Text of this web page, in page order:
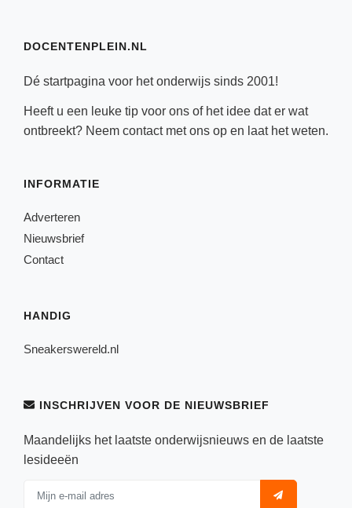
DOCENTENPLEIN.NL
Dé startpagina voor het onderwijs sinds 2001!
Heeft u een leuke tip voor ons of het idee dat er wat
ontbreekt? Neem contactmet ons op en laat het weten.
INFORMATIE
Adverteren
Nieuwsbrief
Contact
HANDIG
Sneakerswereld.nl
INSCHRIJVEN VOOR DE NIEUWSBRIEF
Maandelijks het laatste onderwijsnieuws en de laatste
lesideeën